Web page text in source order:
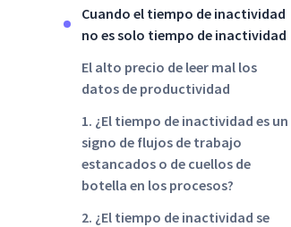
Cuando el tiempo de inactividad
no es solo tiempo de inactividad
El alto precio de leer mal los
datos de productividad
1. ¿El tiempo de inactividad es un
signo de flujos de trabajo
estancados o de cuellos de
botella en los procesos?
2. ¿El tiempo de inactividad se